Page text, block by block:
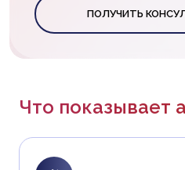
ПОЛУЧИТЬ
Что показывает